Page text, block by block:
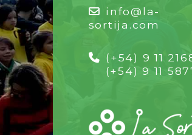
info@la-
sortija.com
(+54) 9 11
(+54) 9 11